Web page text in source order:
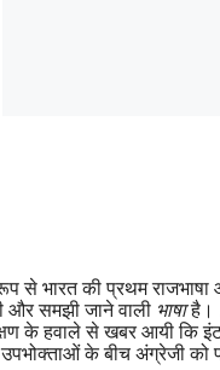
से भारत की प्रथम राजभाषा
और समझी जाने वाली भाषाहै।
के हवाले से खबर आयी कि
के बीच अंग्रेजी को